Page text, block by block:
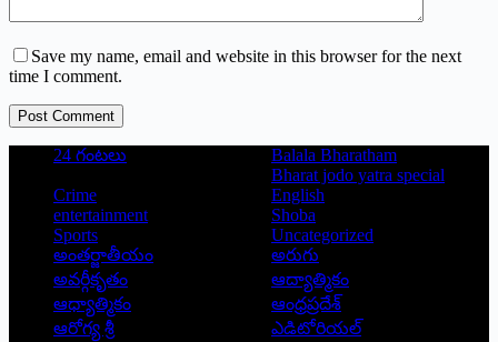
Save my name, email and website in this browser for the next
time I comment.
Post Comment
24 గంటలు
Balala Bharatham
Bharat jodo yatra special
Crime
English
entertainment
Shoba
Sports
Uncategorized
అంతర్జాతీయం
అరుగు
అవర్గీకృతం
ఆద్యాత్మికం
ఆధ్యాత్మికం
ఆంధ్రప్రదేశ్
ఆరోగ్య శ్రీ
ఎడిటోరియల్